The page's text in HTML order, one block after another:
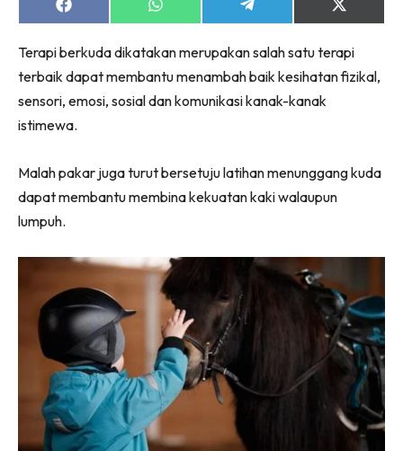
Share
on
Share
on
Share
on
Share
on
(Twitter)
Terapi berkuda dikatakan merupakan salah satu terapi
terbaik dapat membantu menambah baik kesihatan fizikal,
sensori, emosi, sosial dan komunikasi kanak-kanak
istimewa.
Malah pakar juga turut bersetuju latihan menunggang kuda
dapat membantu membina kekuatan kaki walaupun
lumpuh.